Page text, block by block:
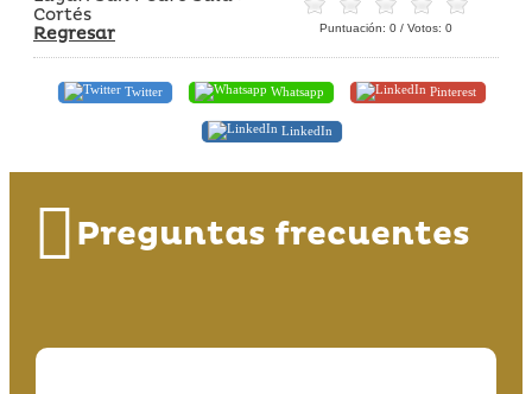
Cortés
Regresar
Puntuación: 0 / Votos: 0
Twitter Whatsapp Pinterest
LinkedIn
Preguntas frecuentes